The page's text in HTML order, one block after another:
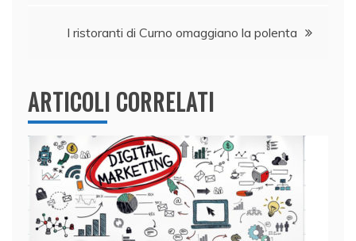
o
k
I ristoranti di Curno omaggiano la polenta
ARTICOLI CORRELATI